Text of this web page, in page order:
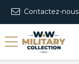
Contactez-nous